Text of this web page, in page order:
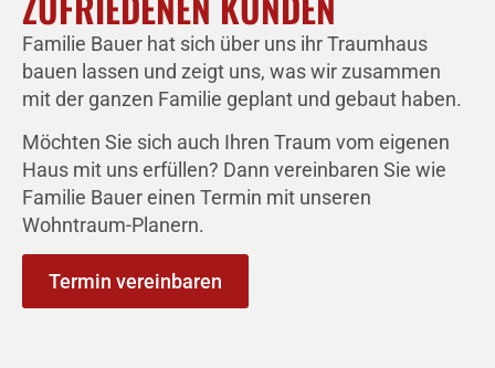
Familie Bauer hat sich über uns ihr Traumhaus
bauen lassen und zeigt uns, was wir zusammen
mit der ganzen Familie geplant und gebaut haben.
Möchten Sie sich auch Ihren Traum vom eigenen
Haus mit uns erfüllen? Dann vereinbaren Sie wie
Familie Bauer einen Termin mit unseren
Wohntraum-Planern.
Termin vereinbaren